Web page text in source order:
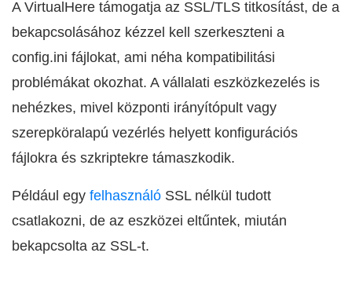
A VirtualHere támogatja az SSL/TLS titkosítást, de a
bekapcsolásához kézzel kell szerkeszteni a
config.ini fájlokat, ami néha kompatibilitási
problémákat okozhat. A vállalati eszközkezelés is
nehézkes, mivel központi irányítópult vagy
szerepköralapú vezérlés helyett konfigurációs
fájlokra és szkriptekre támaszkodik.
Például egy felhasználó SSL nélkül tudott
csatlakozni, de az eszközei eltűntek, miután
bekapcsolta az SSL-t.